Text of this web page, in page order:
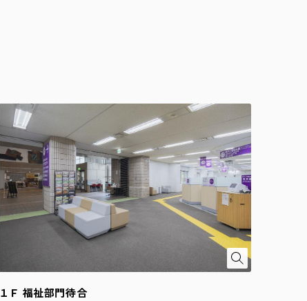
１Ｆ 福祉部門待合